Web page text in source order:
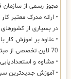
مجوز رسمی از
• ارائه مدرک معتبر
در بسیاری از
• علاوه بر اموزش کار
70 لاین تخصصی از مبتدی تا فوق پیشرفته در این مرکز برگزار میشود
• مشاوه و
• آموزش جدیدترین